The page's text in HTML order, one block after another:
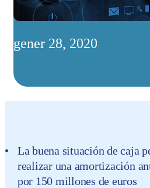
gener 28, 2020
La buena situación de caja
realizar una amortización
por 150 millones de euros